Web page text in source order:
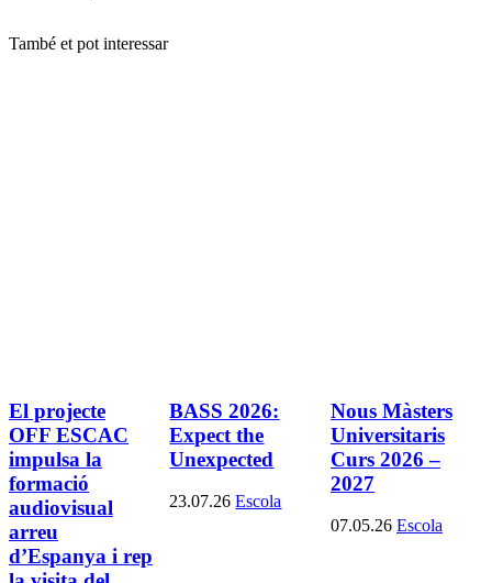
També et pot interessar
El projecte
OFF ESCAC
impulsa la
formació
audiovisual
arreu
d’Espanya i rep
BASS 2026:
Expect the
Unexpected
23.07.26 Escola
Nous Màsters
Universitaris
Curs 2026 –
2027
07.05.26 Escola